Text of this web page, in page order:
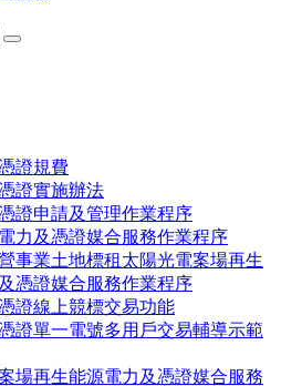
證規費
證實施辦法
證申請及管理作業程序
力及憑證媒合服務作業程序
事業土地標租太陽光電案場再生
憑證媒合服務作業程序
證線上競標交易功能
證單一電號多用戶交易輔導示範
場再生能源電力及憑證媒合服務